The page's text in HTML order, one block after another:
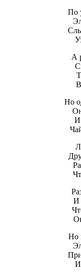
По
А
Но
И
И
Но
И